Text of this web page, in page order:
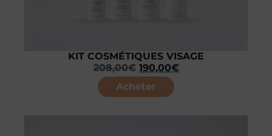
KIT COSMÉTIQUES VISAGE
208,00€ 190,00€
Acheter